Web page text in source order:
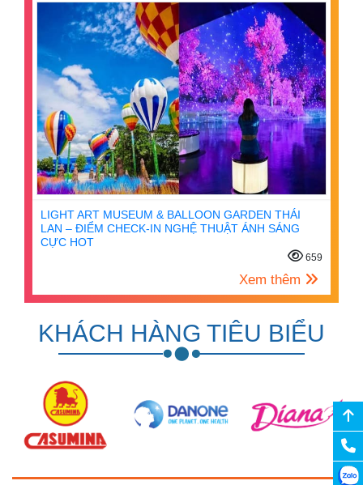
LIGHT ART MUSEUM & BALLOON GARDEN THÁI
LAN – ĐIỂM CHECK-IN NGHỆ THUẬT ÁNH SÁNG
CỰC HOT
659
Xem thêm
KHÁCH HÀNG TIÊU BIỂU